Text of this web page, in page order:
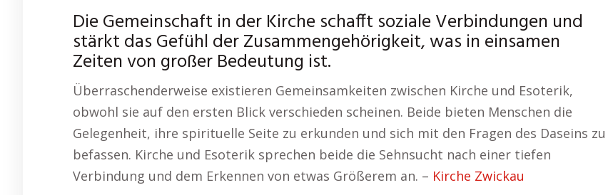
Die Gemeinschaft in der Kirche schafft soziale Verbindungen und
stärkt das Gefühl der Zusammengehörigkeit, was in einsamen
Zeiten von großer Bedeutung ist.
Überraschenderweise existieren Gemeinsamkeiten zwischen Kirche und Esoterik,
obwohl sie auf den ersten Blick verschieden scheinen. Beide bieten Menschen die
Gelegenheit, ihre spirituelle Seite zu erkunden und sich mit den Fragen des Daseins zu
befassen. Kirche und Esoterik sprechen beide die Sehnsucht nach einer tiefen
Verbindung und dem Erkennen von etwas Größerem an. – Kirche Zwickau